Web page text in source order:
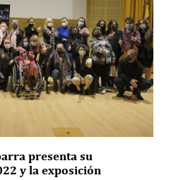
presenta su
y la exposición